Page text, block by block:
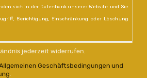
sich in der Datenbank unserer Website und Sie
Berichtigung, Einschränkung oder Löschung
jederzeit widerrufen.
Geschäftsbedingungen und